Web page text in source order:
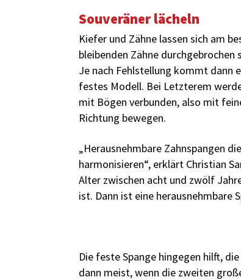
Souveräner lächeln
Kiefer und Zähne lassen sich am
bleibenden Zähne
Je nach Fehlstellung kommt dann
festes Modell. Bei Letzterem
mit Bögen verbunden, also mit
Richtung bewegen.
„Herausnehmbare Zahnspangen
harmonisieren“, erklärt Christian
Alter zwischen acht und zwölf
ist. Dann ist eine herausnehmbare
Die feste Spange hingegen hilft,
dann meist, wenn die zweiten